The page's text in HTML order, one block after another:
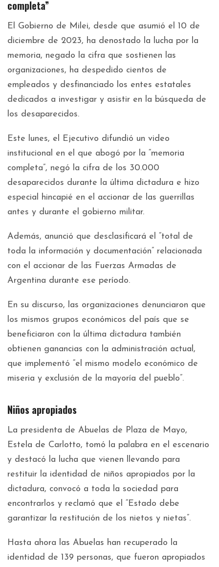
completa”
El Gobierno de Milei, desde que asumió el 10 de
diciembre de 2023, ha denostado la lucha por la
memoria, negado la cifra que sostienen las
organizaciones, ha despedido cientos de
empleados y desfinanciado los entes estatales
dedicados a investigar y asistir en la búsqueda de
los desaparecidos.
Este lunes, el Ejecutivo difundió un video
institucional en el que abogó por la “memoria
completa”, negó la cifra de los 30.000
desaparecidos durante la última dictadura e hizo
especial hincapié en el accionar de las guerrillas
antes y durante el gobierno militar.
Además, anunció que desclasificará el “total de
toda la información y documentación” relacionada
con el accionar de las Fuerzas Armadas de
Argentina durante ese período.
En su discurso, las organizaciones denunciaron que
los mismos grupos económicos del país que se
beneficiaron con la última dictadura también
obtienen ganancias con la administración actual,
que implementó “el mismo modelo económico de
miseria y exclusión de la mayoría del pueblo”.
Niños apropiados
La presidenta de Abuelas de Plaza de Mayo,
Estela de Carlotto, tomó la palabra en el escenario
y destacó la lucha que vienen llevando para
restituir la identidad de niños apropiados por la
dictadura, convocó a toda la sociedad para
encontrarlos y reclamó que el “Estado debe
garantizar la restitución de los nietos y nietas”.
Hasta ahora las Abuelas han recuperado la
identidad de 139 personas, que fueron apropiados